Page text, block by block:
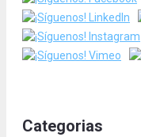
Categorias